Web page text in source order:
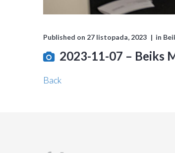
Published on 27 listopada, 2023 in
2023-11-07 – Beiks
Back